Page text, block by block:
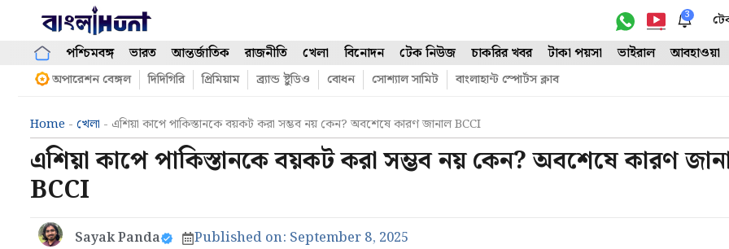
content
3
পশ্চিমবঙ্গ ভারত আন্তর্জাতিক রাজনীতি খেলা বিনোদন টেক নিউজ চাকরির খবর টাকা পয়সা ভাইরাল আবহাওয়া
অপারেশন বেঙ্গল দিদিগিরি প্রিমিয়াম ব্র্যান্ড ষ্টুডিও বোধন সোশ্যাল সামিট বাংলাহান্ট স্পোর্টস ক্লাব
Home - খেলা - এশিয়া কাপে পাকিস্তানকে বয়কট করা সম্ভব নয় কেন? অবশেষে কারণ জানাল BCCI
এশিয়া কাপে পাকিস্তানকে বয়কট করা সম্ভব নয় কেন? অবশেষে কারণ
BCCI
Sayak Panda Published on: September 8, 2025